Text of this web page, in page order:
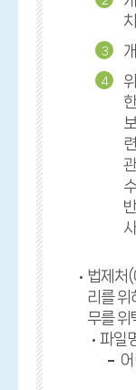
3
4
법제처(
리를 위
무를 위
파일